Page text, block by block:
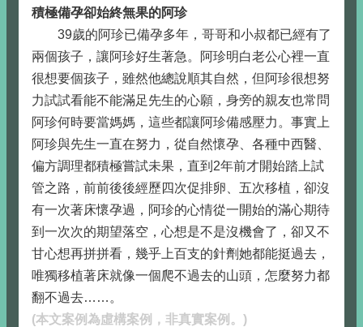
積極備孕卻始終無果的阿珍
39歲的阿珍已備孕多年，哥哥和小叔都已經有了
兩個孩子，讓阿珍好生著急。阿珍明白老公心裡一直
很想要個孩子，雖然他總說順其自然，但阿珍很想努
力試試看能不能滿足先生的心願，身旁的親友也常問
阿珍何時要當媽媽，這些都讓阿珍備感壓力。事實上
阿珍與先生一直在努力，從自然懷孕、各種中西醫、
偏方調理都積極嘗試未果，直到2年前才開始踏上試
管之路，前前後後經歷四次促排卵、五次移植，卻沒
有一次著床懷孕過，阿珍的心情從一開始的滿心期待
到一次次的期望落空，心想是不是沒機會了，卻又不
甘心想再拼拼看，幾乎上百支的針劑她都能挺過去，
唯獨移植著床就像一個爬不過去的山頭，怎麼努力都
翻不過去……。
(本文案例為虛構案例，非真實案例。)